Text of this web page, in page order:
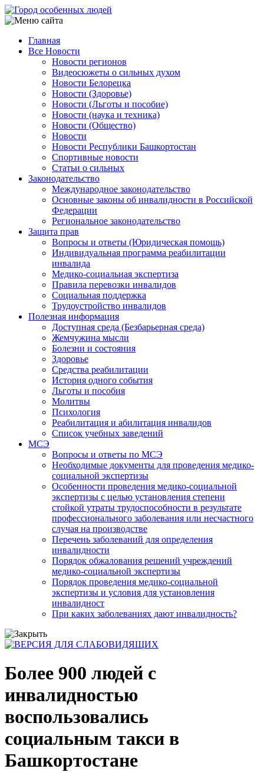
Перейти
к
содержанию
Main
navigation
Главная
Все Новости
Новости регионов
Видеосюжеты о сильных духом
Новости Белорецка
Новости (Здоровье)
Новости (Льготы и пособие)
Новости (наука и техника)
Новости (Общество)
Новости
Новости Республики Башкортостан
Спортивные новости
Статьи о сильных
Законодательство
Международное законодательство
Основные законы об инвалидности в Российской
Федерации
Региональное законодательство
Защита прав
Вопросы и ответы (Юридическая помощь)
Индивидуальная программа реабилитации
инвалида
Медико-социальная экспертиза
Правила перевозки инвалидов
Социальная поддержка
Трудоустройство инвалидов
Полезная информация
Доступная среда (Безбарьерная среда)
Жемчужина мысли
Болезни и состояния
Здоровье
Средства реабилитации
История одного события
Льготы и пособия
Молитвы
Психология
Реабилитация и абилитация инвалидов
Список учебных заведений
МСЭ
Вопросы и ответы по МСЭ
Необходимые документы для проведения медико-
социальной экспертизы
Особенности проведения медико-социальной
экспертизы с целью установления степени
стойкой утраты трудоспособности в результате
профессионального заболевания или несчастного
случая на производстве
Перечень заболеваний для определения
инвалидности
Порядок обжалования решений учреждений
медико-социальной экспертизы
Порядок проведения медико-социальной
экспертизы и условия для установления
инвалидност
При каких заболеваниях дают инвалидность?
Более 900 людей с
инвалидностью
воспользовались
социальным такси в
Башкортостане